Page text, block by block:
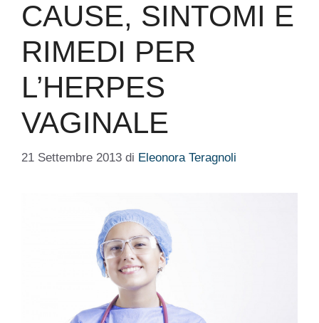
CAUSE, SINTOMI E
RIMEDI PER
L’HERPES
VAGINALE
21 Settembre 2013 di Eleonora Teragnoli